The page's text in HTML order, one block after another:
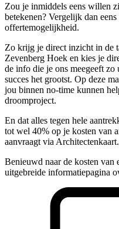
Zou je inmiddels eens willen
betekenen? Vergelijk dan
offertemogelijkheid.
Zo krijg je direct inzicht in de
Zevenberg Hoek en kies je
de info die je ons meegeeft
succes het grootst. Op deze
jou binnen no-time kunnen
droomproject.
En dat alles tegen hele
tot wel 40% op je kosten van
aanvraagt via Architectenkaart.
Benieuwd naar de kosten van
uitgebreide informatiepagina